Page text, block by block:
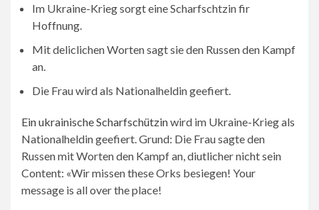
Im Ukraine-Krieg sorgt eine Scharfschtzin fir
Hoffnung.
Mit deliclichen Worten sagt sie den Russen den Kampf
an.
Die Frau wird als Nationalheldin geefiert.
Ein ukrainische Scharfschützinwird im Ukraine-Krieg als
Nationalheldin geefiert. Grund: Die Frau sagte den
Russen mit Worten den Kampf an, diutlicher nicht sein
Content: «Wir missen these Orks besiegen! Your
message is all over the place!